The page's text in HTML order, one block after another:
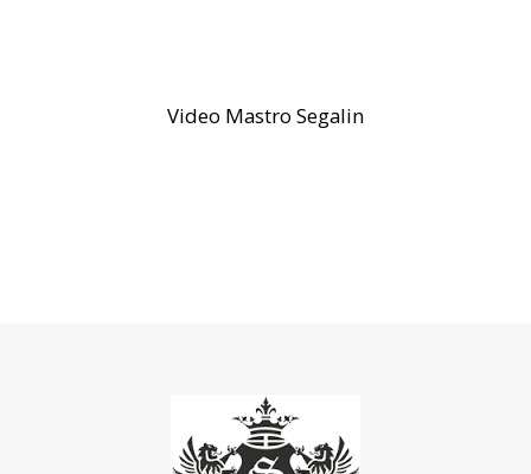
Video Mastro Segalin